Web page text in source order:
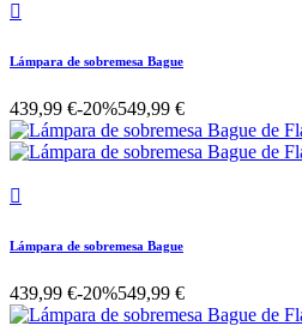

Lámpara de sobremesa Bague
439,99 €-20%549,99 €

Lámpara de sobremesa Bague
439,99 €-20%549,99 €